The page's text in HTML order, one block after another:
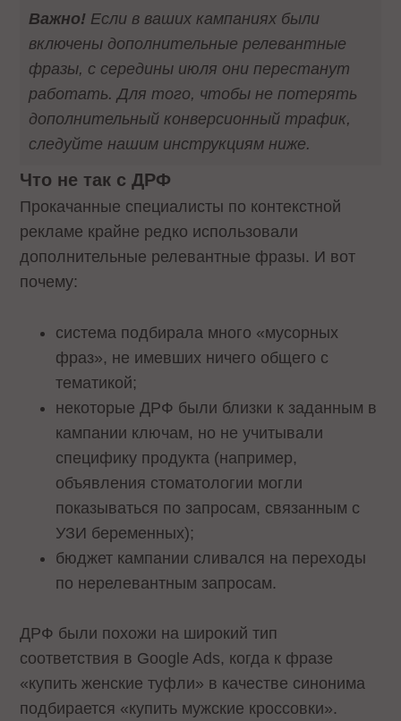
Важно! Если в ваших кампаниях были
включены дополнительные релевантные
фразы, с середины июля они перестанут
работать. Для того, чтобы не потерять
дополнительный конверсионный трафик,
следуйте нашим инструкциям ниже.
Что не так с ДРФ
Прокачанные специалисты по контекстной
рекламе крайне редко использовали
дополнительные релевантные фразы. И вот
почему:
система подбирала много «мусорных
фраз», не имевших ничего общего с
тематикой;
некоторые ДРФ были близки к заданным в
кампании ключам, но не учитывали
специфику продукта (например,
объявления стоматологии могли
показываться по запросам, связанным с
УЗИ беременных);
бюджет кампании сливался на переходы
по нерелевантным запросам.
ДРФ были похожи на широкий тип
соответствия в Google Ads, когда к фразе
«купить женские туфли» в качестве синонима
подбирается «купить мужские кроссовки».